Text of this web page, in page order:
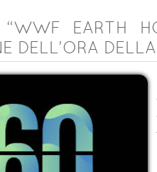
“WWF EARTH
DELL’ORA